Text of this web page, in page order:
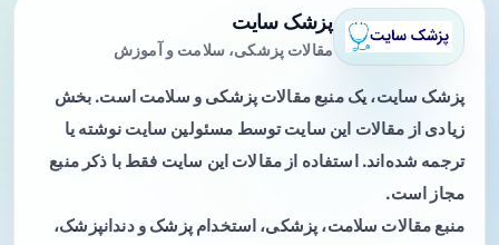
پزشک سایت
مقالات پزشکی، سلامت و آموزش
پزشک سایت، یک منبع مقالات پزشکی و سلامت است. بخش
زیادی از مقالات این سایت توسط مسئولین سایت نوشته یا
ترجمه شده‌اند. استفاده از مقالات این سایت فقط با ذکر منبع
مجاز است.
منبع مقالات سلامت، پزشکی، استخدام پزشک و دندانپزشک،